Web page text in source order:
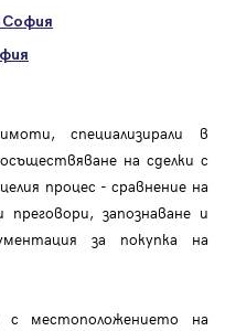
София
специализирали в
на сделки с
процес - сравнение на
запознаване и
за покупка на
местоположението на